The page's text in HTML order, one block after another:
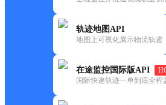
轨迹地图API
地图上可视化展示物流轨迹
在途监控国际版API
国际快递轨迹一单到底全程
邮政
德昌县老碾邮
更新时间：2021-12-03